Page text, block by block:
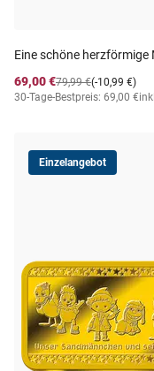
Eine schöne herzförmige
69,00 €
(-10,99 €)
79,99 €
30-Tage-Bestpreis: 69,00 €
Einzelangebot